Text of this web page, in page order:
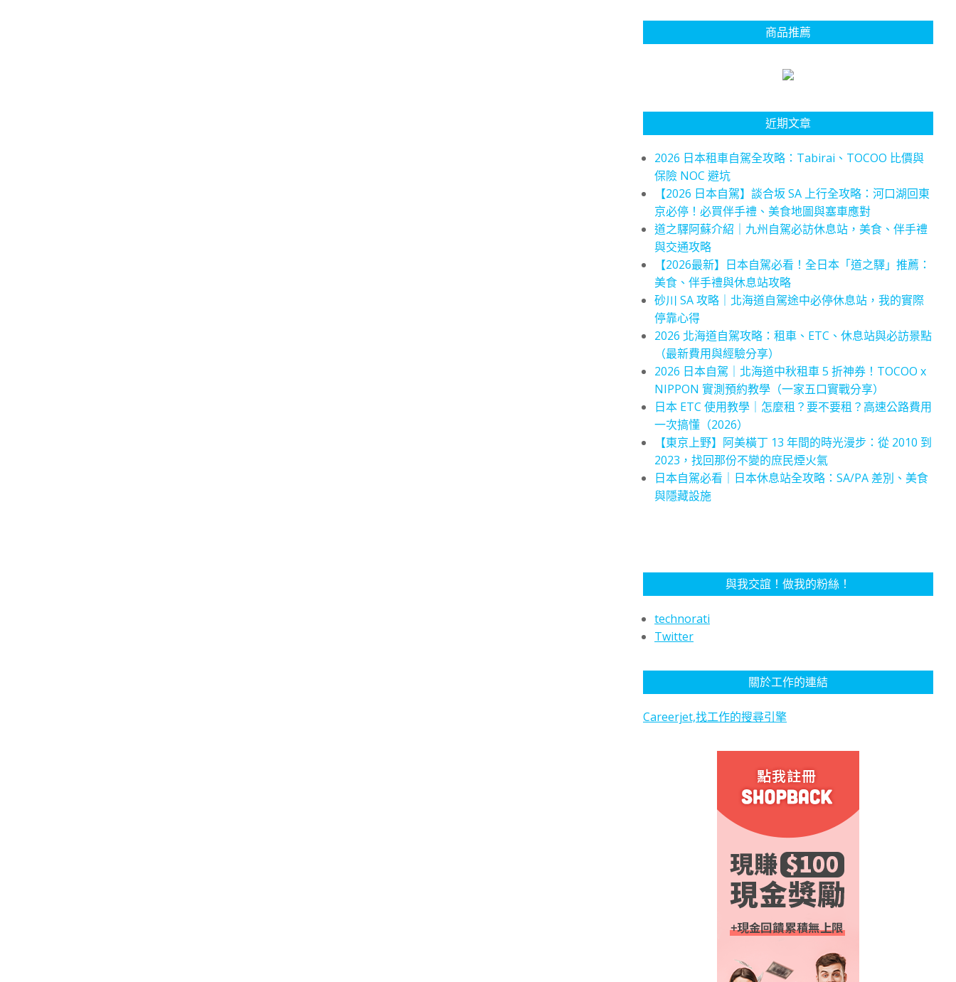
商品推薦
近期文章
2026 日本租車自駕全攻略：Tabirai、TOCOO 比價與
保險 NOC 避坑
【2026 日本自駕】談合坂 SA 上行全攻略：河口湖回東
京必停！必買伴手禮、美食地圖與塞車應對
道之驛阿蘇介紹｜九州自駕必訪休息站，美食、伴手禮
與交通攻略
【2026最新】日本自駕必看！全日本「道之驛」推薦：
美食、伴手禮與休息站攻略
砂川 SA 攻略｜北海道自駕途中必停休息站，我的實際
停靠心得
2026 北海道自駕攻略：租車、ETC、休息站與必訪景點
（最新費用與經驗分享）
2026 日本自駕｜北海道中秋租車 5 折神券！TOCOO x
NIPPON 實測預約教學（一家五口實戰分享）
日本 ETC 使用教學｜怎麼租？要不要租？高速公路費用
一次搞懂（2026）
【東京上野】阿美橫丁 13 年間的時光漫步：從 2010 到
2023，找回那份不變的庶民煙火氣
日本自駕必看｜日本休息站全攻略：SA/PA 差別、美食
與隱藏設施
與我交誼！做我的粉絲！
technorati
Twitter
關於工作的連結
Careerjet,找工作的搜尋引擎